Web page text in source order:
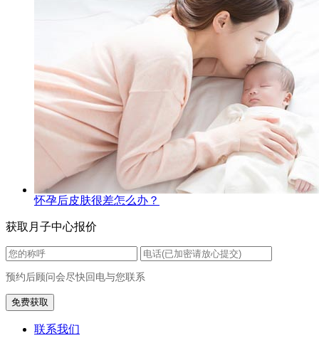
怀孕后皮肤很差怎么办？
获取月子中心报价
预约后顾问会尽快回电与您联系
联系我们